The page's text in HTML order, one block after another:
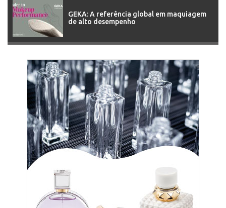
GEKA: A referência global em maquiagem
de alto desempenho